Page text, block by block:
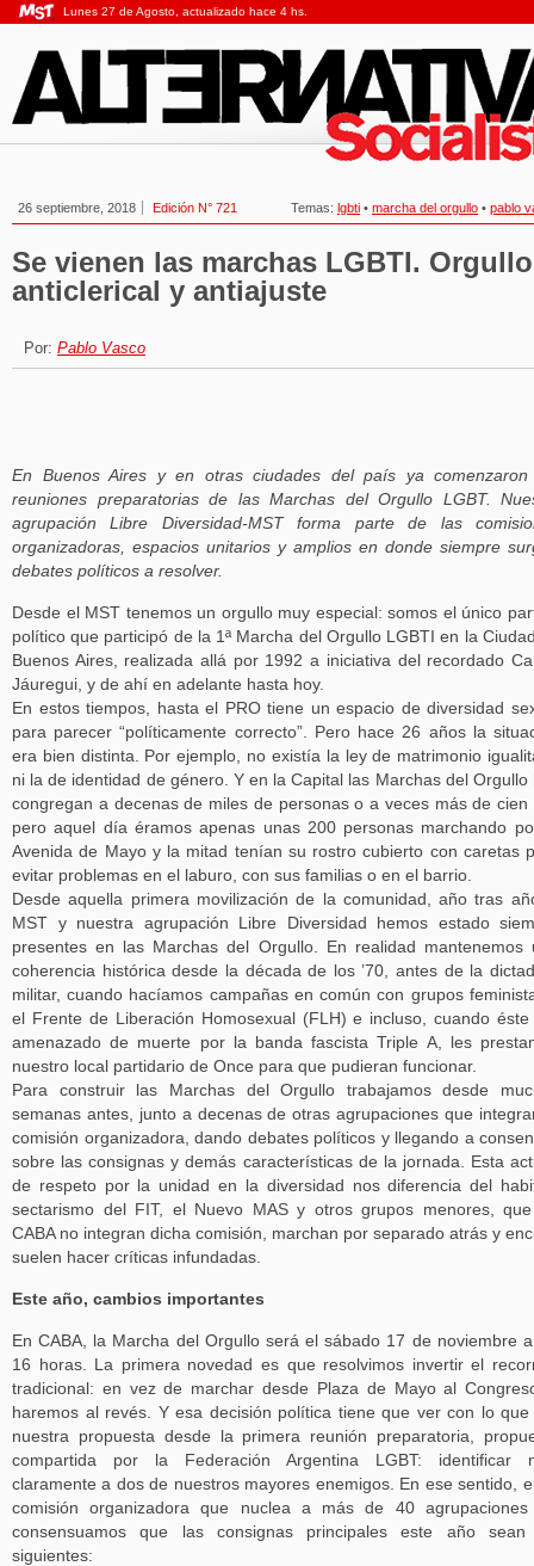
Lunes 27 de Agosto, actualizado hace 4 hs.
26 septiembre, 2018 Edición N° 721 Temas: lgbti • marcha del orgullo • pablo
Se vienen las marchas LGBTI. Orgullo
anticlerical y antiajuste
Por: Pablo Vasco
En Buenos Aires y en otras ciudades del país ya comenzaron
reuniones preparatorias de las Marchas del Orgullo LGBT.
agrupación Libre Diversidad-MST forma parte de las
organizadoras, espacios unitarios y amplios en donde siempre
debates políticos a resolver.
Desde el MST tenemos un orgullo muy especial: somos el único
político que participó de la 1ª Marcha del Orgullo LGBTI en la
Buenos Aires, realizada allá por 1992 a iniciativa del recordado
Jáuregui, y de ahí en adelante hasta hoy.
En estos tiempos, hasta el PRO tiene un espacio de diversidad
para parecer “políticamente correcto”. Pero hace 26 años la
era bien distinta. Por ejemplo, no existía la ley de matrimonio
ni la de identidad de género. Y en la Capital las Marchas del Orgullo
congregan a decenas de miles de personas o a veces más de cien
pero aquel día éramos apenas unas 200 personas marchando
Avenida de Mayo y la mitad tenían su rostro cubierto con caretas
evitar problemas en el laburo, con sus familias o en el barrio.
Desde aquella primera movilización de la comunidad, año tras
MST y nuestra agrupación Libre Diversidad hemos estado
presentes en las Marchas del Orgullo. En realidad mantenemos
coherencia histórica desde la década de los ’70, antes de la
militar, cuando hacíamos campañas en común con grupos
el Frente de Liberación Homosexual (FLH) e incluso, cuando éste
amenazado de muerte por la banda fascista Triple A, les
nuestro local partidario de Once para que pudieran funcionar.
Para construir las Marchas del Orgullo trabajamos desde
semanas antes, junto a decenas de otras agrupaciones que
comisión organizadora, dando debates políticos y llegando a
sobre las consignas y demás características de la jornada. Esta
de respeto por la unidad en la diversidad nos diferencia del
sectarismo del FIT, el Nuevo MAS y otros grupos menores,
CABA no integran dicha comisión, marchan por separado atrás y
suelen hacer críticas infundadas.
Este año, cambios importantes
En CABA, la Marcha del Orgullo será el sábado 17 de noviembre
16 horas. La primera novedad es que resolvimos invertir el
tradicional: en vez de marchar desde Plaza de Mayo al
haremos al revés. Y esa decisión política tiene que ver con lo que
nuestra propuesta desde la primera reunión preparatoria,
compartida por la Federación Argentina LGBT: identificar
claramente a dos de nuestros mayores enemigos. En ese sentido,
comisión organizadora que nuclea a más de 40
consensuamos que las consignas principales este año sean
siguientes: